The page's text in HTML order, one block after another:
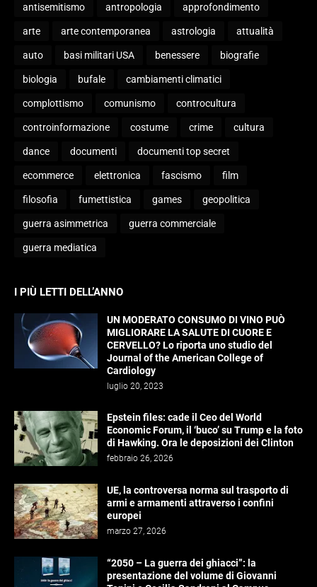
antisemitismo antropologia approfondimento
arte arte contemporanea astrologia attualità
auto basi militari USA benessere biografie
biologia bufale cambiamenti climatici
complottismo comunismo controcultura
controinformazione costume crime cultura
dance documenti documenti top secret
ecommerce elettronica fascismo film
filosofia fumettistica games geopolitica
guerra asimmetrica guerra commerciale
guerra mediatica
I PIÙ LETTI DELL’ANNO
UN MODERATO CONSUMO DI VINO PUÒ
MIGLIORARE LA SALUTE DI CUORE E
CERVELLO? Lo riporta uno studio del
Journal of the American College of
Cardiology
luglio 20, 2023
Epstein files: cade il Ceo del World
Economic Forum, il ‘buco’ su Trump e la foto
di Hawking. Ora le deposizioni dei Clinton
febbraio 26, 2026
UE, la controversa norma sul trasporto di
armi e armamenti attraverso i confini
europei
marzo 27, 2026
“2050 – La guerra dei ghiacci”: la
presentazione del volume di Giovanni